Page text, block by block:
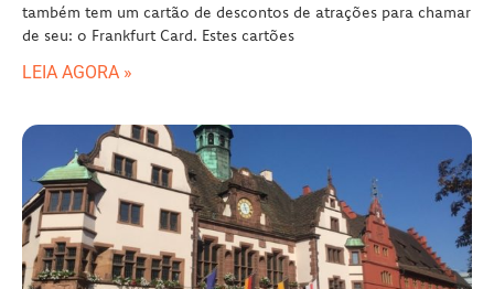
também tem um cartão de descontos de atrações para chamar
de seu: o Frankfurt Card. Estes cartões
LEIA AGORA »